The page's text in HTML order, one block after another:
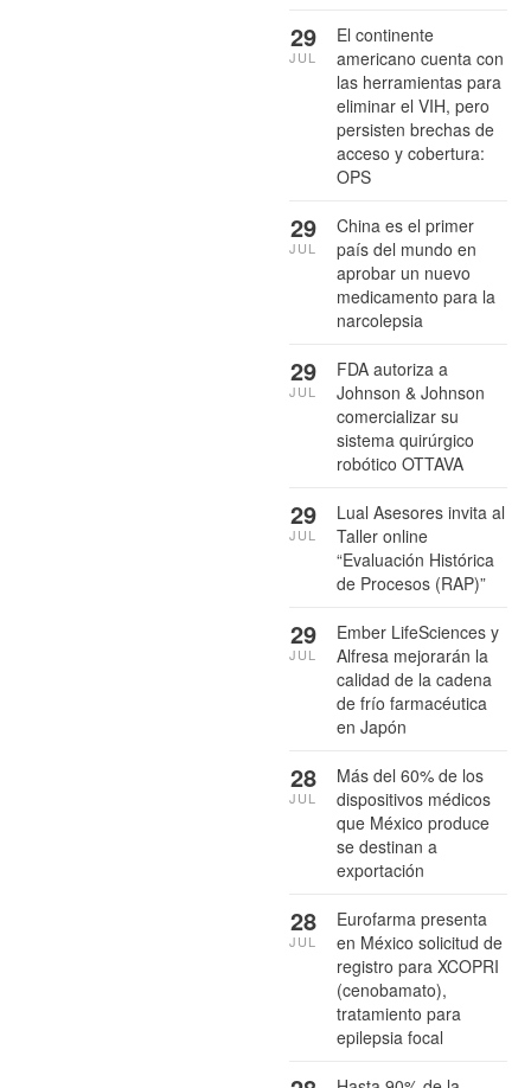
El continente
americano cuenta con
las herramientas para
eliminar el VIH, pero
persisten brechas de
acceso y cobertura:
OPS
29
JUL
China es el primer
país del mundo en
aprobar un nuevo
medicamento para la
narcolepsia
29
JUL
FDA autoriza a
Johnson & Johnson
comercializar su
sistema quirúrgico
robótico OTTAVA
29
JUL
Lual Asesores invita al
Taller online
“Evaluación Histórica
de Procesos (RAP)”
29
JUL
Ember LifeSciences y
Alfresa mejorarán la
calidad de la cadena
de frío farmacéutica
en Japón
29
JUL
Más del 60% de los
dispositivos médicos
que México produce
se destinan a
exportación
28
JUL
Eurofarma presenta
en México solicitud de
registro para XCOPRI
(cenobamato),
tratamiento para
epilepsia focal
28
JUL